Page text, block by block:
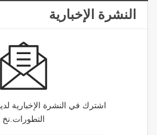
النشرة الإخبارية
اشترك في النشرة الإخبارية
التطورات.نخ